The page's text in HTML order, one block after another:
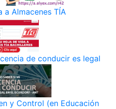
a Almacenes TÍA
de conducir es legal
y Control (en Educación